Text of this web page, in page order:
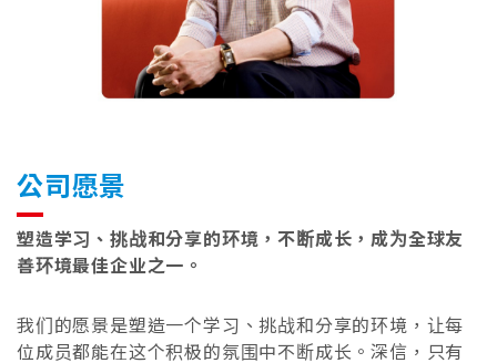
公司愿景
塑造学习、挑战和分享的环境，不断成长，成为全球友
善环境最佳企业之一。
我们的愿景是塑造一个学习、挑战和分享的环境，让每
位成员都能在这个积极的氛围中不断成长。深信，只有